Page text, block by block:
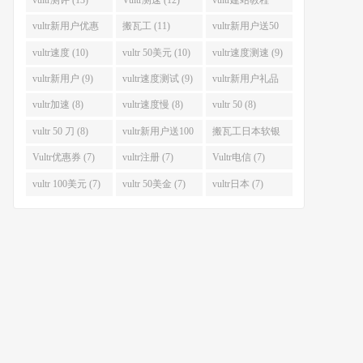
(12)
vultr新用户优惠
码 (11)
搬瓦工 (11) vultr新用户送50
美金 (11)
vultr速度 (10) vultr 50美元 (10) vultr速度测速 (9)
vultr新用户 (9) vultr速度测试 (9) vultr新用户礼品
码 (9)
vultr加速 (8) vultr速度慢 (8) vultr 50 (8)
vultr 50 刀 (8) vultr新用户送100
美元 (8)
搬瓦工日本软银
(8)
Vultr优惠券 (7) vultr注册 (7) Vultr电信 (7)
vultr 100美元 (7) vultr 50美金 (7) vultr日本 (7)